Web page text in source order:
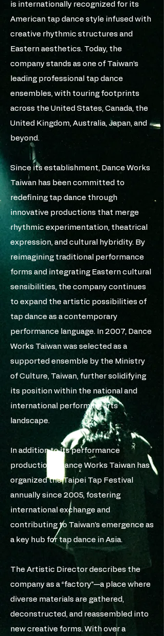
is internationally recognized for its
American tap dance style infused with
creative rhythmic structures and
Eastern aesthetics. Today, the
company stands as one of Taiwan’s
leading professional tap dance
ensembles, with touring footprints
across the United States, Canada, the
United Kingdom, Australia, Japan, and
beyond.
Since its establishment, Dance Works
Taiwan has been committed to
redefining tap dance through
innovative productions that merge
rhythmic experimentation, theatrical
expression, and cultural hybridity. By
reimagining traditional performance
forms and integrating Eastern cultural
sensibilities, the company continues
to expand the artistic possibilities of
tap dance as a contemporary
performance language. In 2007, Dance
Works Taiwan was selected as a
supported ensemble by the Ministry
of Culture, Taiwan, further solidifying
its position within the national and
international performing arts
landscape.
In addition to its performance
productions, Dance Works Taiwan has
organized the Taipei Tap Festival
annually since 2005, fostering
international exchange and
contributing to Taiwan’s emergence as
a key hub for tap dance in Asia.
The Artistic Director describes the
company as a “factory”—a place where
diverse materials are gathered,
deconstructed, and reassembled into
new creative forms. With over a